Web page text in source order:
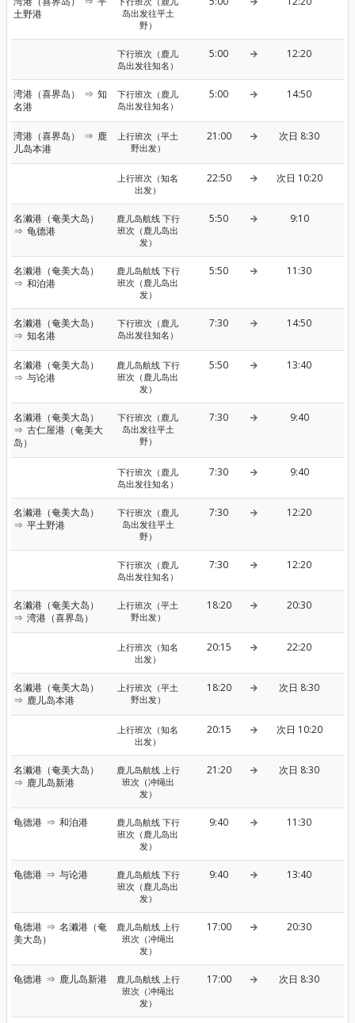
土野港
岛出发往平土
野）
下行班次（鹿儿
岛出发往知名）
5:00 12:20
湾港（喜界岛） ⇒ 知
名港
下行班次（鹿儿
岛出发往知名）
5:00 14:50
湾港（喜界岛） ⇒ 鹿
儿岛本港
上行班次（平土
野出发）
21:00 次日 8:30
上行班次（知名
出发）
22:50 次日 10:20
名濑港（奄美大岛）
⇒ 龟德港
鹿儿岛航线 下行
班次（鹿儿岛出
发）
5:50 9:10
名濑港（奄美大岛）
⇒ 和泊港
鹿儿岛航线 下行
班次（鹿儿岛出
发）
5:50 11:30
名濑港（奄美大岛）
⇒ 知名港
下行班次（鹿儿
岛出发往知名）
7:30 14:50
名濑港（奄美大岛）
⇒ 与论港
鹿儿岛航线 下行
班次（鹿儿岛出
发）
5:50 13:40
名濑港（奄美大岛）
⇒ 古仁屋港（奄美大
岛）
下行班次（鹿儿
岛出发往平土
野）
7:30 9:40
下行班次（鹿儿
岛出发往知名）
7:30 9:40
名濑港（奄美大岛）
⇒ 平土野港
下行班次（鹿儿
岛出发往平土
野）
7:30 12:20
下行班次（鹿儿
岛出发往知名）
7:30 12:20
名濑港（奄美大岛）
⇒ 湾港（喜界岛）
上行班次（平土
野出发）
18:20 20:30
上行班次（知名
出发）
20:15 22:20
名濑港（奄美大岛）
⇒ 鹿儿岛本港
上行班次（平土
野出发）
18:20 次日 8:30
上行班次（知名
出发）
20:15 次日 10:20
名濑港（奄美大岛）
⇒ 鹿儿岛新港
鹿儿岛航线 上行
班次（冲绳出
发）
21:20 次日 8:30
龟德港 ⇒ 和泊港
鹿儿岛航线 下行
班次（鹿儿岛出
发）
9:40 11:30
龟德港 ⇒ 与论港
鹿儿岛航线 下行
班次（鹿儿岛出
发）
9:40 13:40
龟德港 ⇒ 名濑港（奄
美大岛）
鹿儿岛航线 上行
班次（冲绳出
发）
17:00 20:30
龟德港 ⇒ 鹿儿岛新港
鹿儿岛航线 上行
班次（冲绳出
发）
17:00 次日 8:30